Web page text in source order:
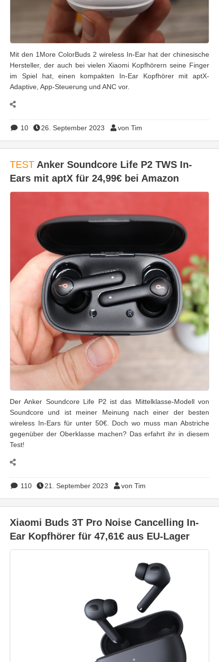
Mit den 1More ColorBuds 2 wireless In-Ear hat der chinesische
Hersteller, der auch bei vielen Xiaomi Kopfhörern seine Finger
im Spiel hat, einen kompakten In-Ear Kopfhörer mit aptX-
Adaptive, App-Steuerung und ANC vor.
10 26. September 2023 von Tim
TEST Anker Soundcore Life P2 TWS In-
Ears mit aptX für 24,99€ bei Amazon
Der Anker Soundcore Life P2 ist das Mittelklasse-Modell von
Soundcore und ist meiner Meinung nach einer der besten
wireless In-Ears für unter 50€. Doch wo muss man Abstriche
gegenüber der Oberklasse machen? Das erfahrt ihr in diesem
Test!
110 21. September 2023 von Tim
Xiaomi Buds 3T Pro Noise Cancelling In-
Ear Kopfhörer für 47,61€ aus EU-Lager